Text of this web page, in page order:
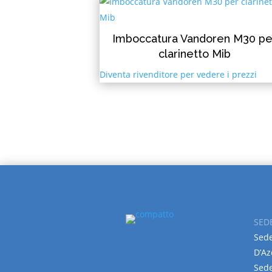
Imboccatura Vandoren M30
clarinetto Mib
Diventa rivenditore per vedere i prezzi